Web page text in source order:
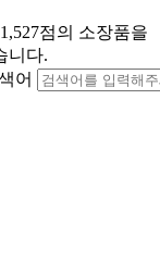
점의 소장품을
니다.
어